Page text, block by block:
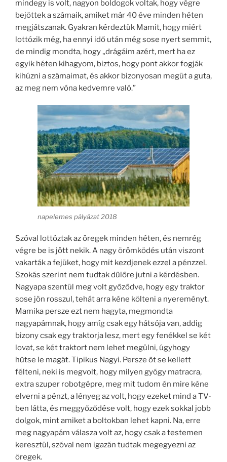
mindegy is volt, nagyon boldogok voltak, hogy végre
bejöttek a számaik, amiket már 40 éve minden héten
megjátszanak. Gyakran kérdeztük Mamit, hogy miért
lottózik még, ha ennyi idő után még sose nyert semmit,
de mindig mondta, hogy „drágáim azért, mert ha ez
egyik héten kihagyom, biztos, hogy pont akkor fogják
kihúzni a számaimat, és akkor bizonyosan megüt a guta,
az meg nem vóna kedvemre való.”
napelemes pályázat 2018
Szóval lottóztak az öregek minden héten, és nemrég
végre be is jött nekik. A nagy örömködés után viszont
vakarták a fejüket, hogy mit kezdjenek ezzel a pénzzel.
Szokás szerint nem tudtak dűlőre jutni a kérdésben.
Nagyapa szentül meg volt győződve, hogy egy traktor
sose jön rosszul, tehát arra kéne költeni a nyereményt.
Mamika persze ezt nem hagyta, megmondta
nagyapámnak, hogy amíg csak egy hátsója van, addig
bizony csak egy traktorja lesz, mert egy fenékkel se két
lovat, se két traktort nem lehet megülni, úgyhogy
hűtse le magát. Tipikus Nagyi. Persze őt se kellett
félteni, neki is megvolt, hogy milyen gyógy matracra,
extra szuper robotgépre, meg mit tudom én mire kéne
elverni a pénzt, a lényeg az volt, hogy ezeket mind a TV-
ben látta, és meggyőződése volt, hogy ezek sokkal jobb
dolgok, mint amiket a boltokban lehet kapni. Na, erre
meg nagyapám válasza volt az, hogy csak a testemen
keresztül, szóval nem igazán tudtak megegyezni az
öregek.